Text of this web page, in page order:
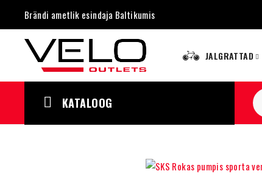
Brändi ametlik esindaja Baltikumis
JALGRATTAD
KATALOOG